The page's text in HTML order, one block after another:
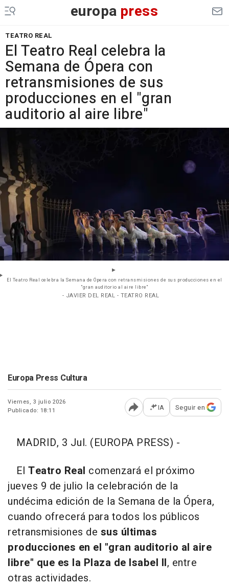
europa press
TEATRO REAL
El Teatro Real celebra la
Semana de Ópera con
retransmisiones de sus
producciones en el "gran
auditorio al aire libre"
El Teatro Real celebra la Semana de Ópera con retransmisiones de sus producciones en el
"gran auditorio al aire libre"
- JAVIER DEL REAL - TEATRO REAL
Europa Press Cultura
Viernes, 3 julio 2026
Publicado: 18:11
Abrir opciones para
IA Seguir en
MADRID, 3 Jul. (EUROPA PRESS) -
El Teatro Real comenzará el próximo
jueves 9 de julio la celebración de la
undécima edición de la Semana de la Ópera,
cuando ofrecerá para todos los públicos
retransmisiones de sus últimas
producciones en el "gran auditorio al aire
libre" que es la Plaza de Isabel II, entre
otras actividades.